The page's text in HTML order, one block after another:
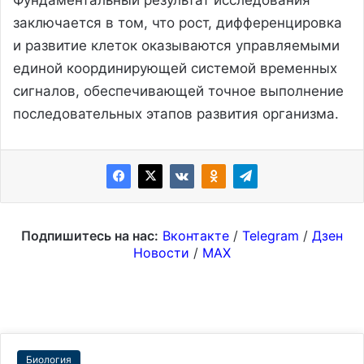
заключается в том, что рост, дифференцировка
и развитие клеток оказываются управляемыми
единой координирующей системой временных
сигналов, обеспечивающей точное выполнение
последовательных этапов развития организма.
Подпишитесь на нас: Вконтакте / Telegram / Дзен
Новости / MAX